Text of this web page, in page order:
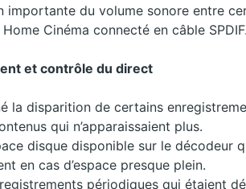
importante du volume sonore entre
Cinéma connecté en câble SPDIF.
et contrôle du direct
la disparition de certains
qui n’apparaissaient plus.
disque disponible sur le décodeur
en cas d’espace presque plein.
périodiques qui étaient